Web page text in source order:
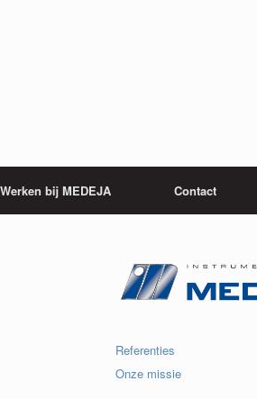
Werken bij MEDEJA Contact
Referenties
Onze missie